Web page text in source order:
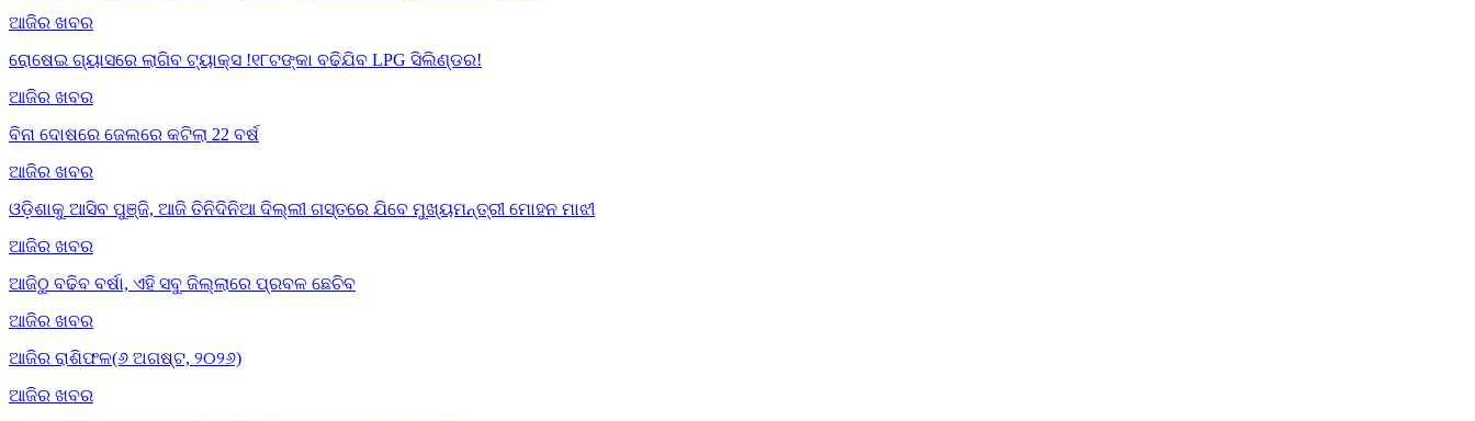
ଆଜିର ଖବର
ରୋଷେଇ ଗ୍ୟାସରେ ଲାଗିବ ଟ୍ୟାକ୍ସ !୧୮ଟଙ୍କା ବଢିଯିବ LPG ସିଲିଣ୍ଡର!
ଆଜିର ଖବର
ବିନା ଦୋଷରେ ଜେଲରେ କଟିଲା 22 ବର୍ଷ
ଆଜିର ଖବର
ଓଡ଼ିଶାକୁ ଆସିବ ପୁଞ୍ଜି, ଆଜି ତିନିଦିନିଆ ଦିଲ୍ଲୀ ଗସ୍ତରେ ଯିବେ ମୁଖ୍ୟମନ୍ତ୍ରୀ ମୋହନ ମାଝୀ
ଆଜିର ଖବର
ଆଜିଠୁ ବଢିବ ବର୍ଷା, ଏହି ସବୁ ଜିଲ୍ଲାରେ ପ୍ରବଳ ଛେଚିବ
ଆଜିର ଖବର
ଆଜିର ରାଶିଫଳ(୬ ଅଗଷ୍ଟ, ୨୦୨୬)
ଆଜିର ଖବର